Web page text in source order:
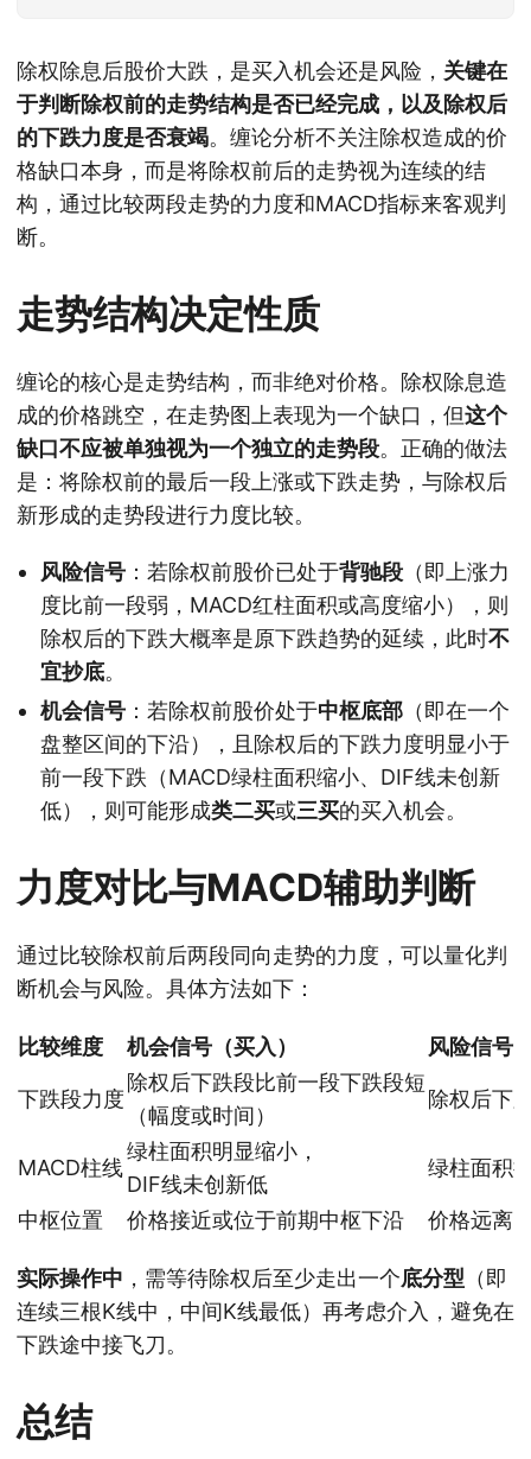
除权除息后股价大跌，是买入机会还是风险， 关键在
于判断除权前的走势结构是否已经完成，以及除权后
的下跌力度是否衰竭。缠论分析不关注除权造成的价
格缺口本身，而是将除权前后的走势视为连续的结
构，通过比较两段走势的力度和MACD指标来客观判
断。
走势结构决定性质
缠论的核心是走势结构，而非绝对价格。除权除息造
成的价格跳空，在走势图上表现为一个缺口，但这个
缺口不应被单独视为一个独立的走势段。正确的做法
是：将除权前的最后一段上涨或下跌走势，与除权后
新形成的走势段进行力度比较。
风险信号 ：若除权前股价已处于背驰段 （即上涨力
度比前一段弱，MACD红柱面积或高度缩小），则
除权后的下跌大概率是原下跌趋势的延续，此时不
宜抄底。
机会信号 ：若除权前股价处于中枢底部 （即在一个
盘整区间的下沿），且除权后的下跌力度明显小于
前一段下跌（MACD绿柱面积缩小、DIF线未创新
低），则可能形成类二买或三买的买入机会。
力度对比与MACD辅助判断
通过比较除权前后两段同向走势的力度，可以量化判
断机会与风险。具体方法如下：
比较维度 机会信号（买入） 风险信号
下跌段力度
除权后下跌段比前一段下跌段短
（幅度或时间）
除权后下
MACD柱线
绿柱面积明显缩小，
DIF线未创新低
绿柱面积
中枢位置 价格接近或位于前期中枢下沿 价格远离
实际操作中 ，需等待除权后至少走出一个底分型 （即
连续三根K线中，中间K线最低）再考虑介入，避免在
下跌途中接飞刀。
总结